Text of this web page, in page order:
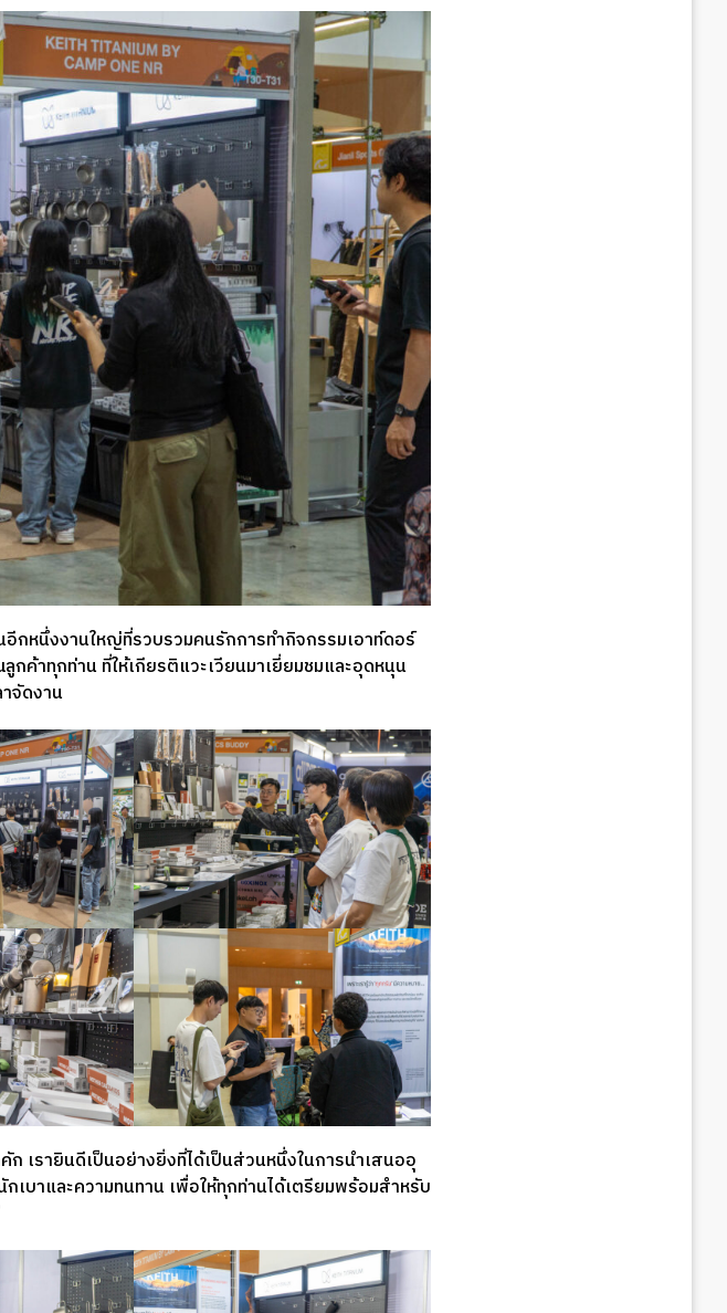
หนึ่งงานใหญ่ที่รวบรวมคนรักการทำกิจกรรมเอาท์ดอร์
ค้าทุกท่าน ที่ให้เกียรติแวะเวียนมาเยี่ยมชมและอุดหนุน
จัดงาน
เรายินดีเป็นอย่างยิ่งที่ได้เป็นส่วนหนึ่งในการนำเสนออุ
บาและความทนทาน เพื่อให้ทุกท่านได้เตรียมพร้อมสำหรับ